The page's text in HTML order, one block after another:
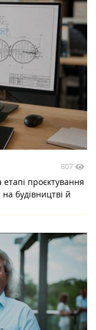
807
етапі проєктування
будівництві й